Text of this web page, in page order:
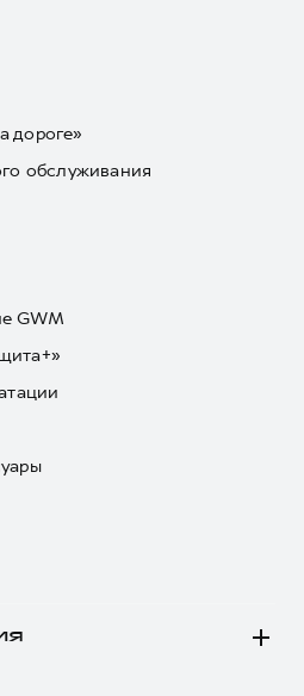
дороге»
обслуживания
GWM